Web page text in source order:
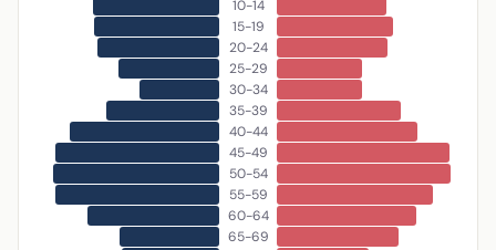
10-14
15-19
20-24
25-29
30-34
35-39
40-44
45-49
50-54
55-59
60-64
65-69